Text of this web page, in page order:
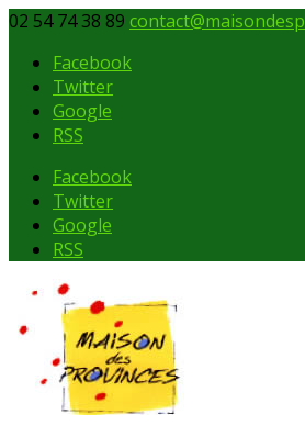
02 54 74 38 89
Facebook
Twitter
Google
RSS
Facebook
Twitter
Google
RSS